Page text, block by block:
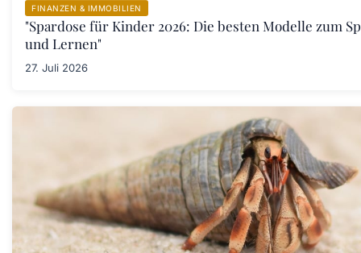
FINANZEN & IMMOBILIEN
"Spardose für Kinder 2026: Die besten Modelle zum
und Lernen"
27. Juli 2026